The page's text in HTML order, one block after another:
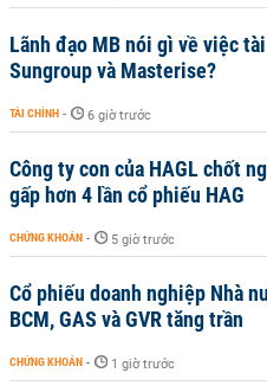
Lãnh đạo MB nói gì về việc
Sungroup và Masterise?
TÀI CHÍNH - 6 giờ trước
Công ty con của HAGL chốt
gấp hơn 4 lần cổ phiếu HAG
CHỨNG KHOÁN - 5 giờ trước
Cổ phiếu doanh nghiệp Nhà
BCM, GAS và GVR tăng trần
CHỨNG KHOÁN - 1 giờ trước